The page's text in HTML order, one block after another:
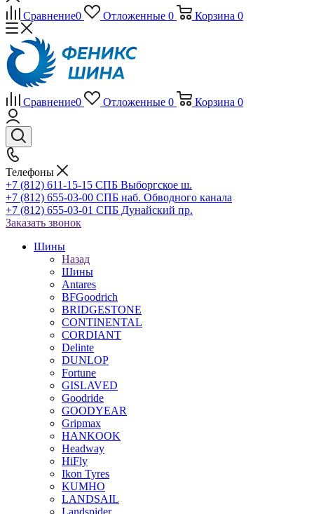
Сравнение0 Отложенные 0 Корзина 0
Сравнение0 Отложенные 0 Корзина 0
Телефоны
+7 (812) 611-15-15 СПБ Выборгское ш.
+7 (812) 655-03-00 СПБ наб. Обводного канала
+7 (812) 655-03-01 СПБ Дунайский пр.
Заказать звонок
Шины
Назад
Шины
Antares
BFGoodrich
BRIDGESTONE
CONTINENTAL
CORDIANT
Delinte
DUNLOP
Fortune
GISLAVED
Goodride
GOODYEAR
Gripmax
HANKOOK
Headway
HiFly
Ikon Tyres
KUMHO
LANDSAIL
Landspider